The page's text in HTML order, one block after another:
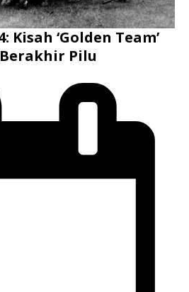
Kisah ‘Golden Team’
Pilu